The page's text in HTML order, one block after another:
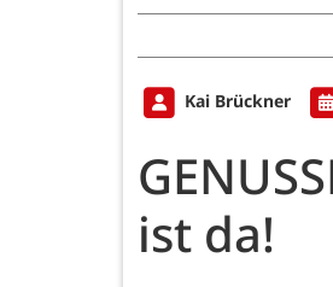
Kai Brückner
ist da!